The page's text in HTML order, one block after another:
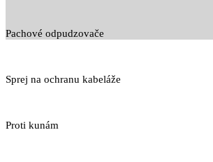
Pachové odpudzovače
Sprej na ochranu kabeláže
Proti kunám